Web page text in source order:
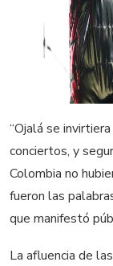
“Ojalá se
conciertos, y
Colombia no
fueron las
que manifestó
La afluencia de